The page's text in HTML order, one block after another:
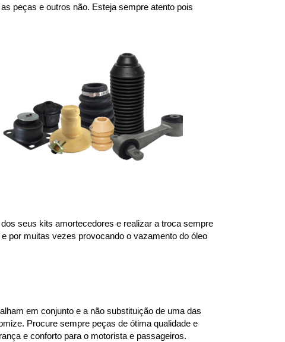
peças e outros não. Esteja sempre atento pois
seus kits amortecedores e realizar a troca sempre
por muitas vezes provocando o vazamento do óleo
em conjunto e a não substituição de uma das
Procure sempre peças de ótima qualidade e
e conforto para o motorista e passageiros.